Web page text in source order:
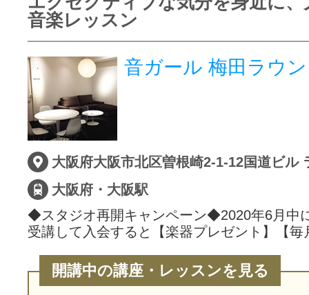
音楽レッスン
音ガール 梅田ラウ
大阪府・大阪駅
◆スタジオ再開キャンペーン◆2020年6月中
受講して入会すると【楽器プレゼント】【
開講中の講座・レッスンを見る